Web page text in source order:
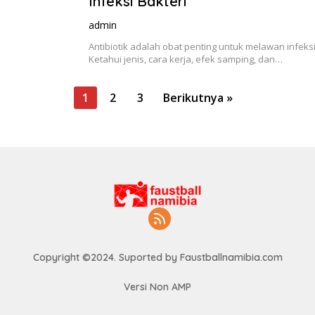
admin
Antibiotik adalah obat penting untuk melawan
Ketahui jenis, cara kerja, efek samping, dan…
1 2 3 Berikutnya »
Copyright ©2024. Suported by Faustballnamibia.com
Versi Non AMP